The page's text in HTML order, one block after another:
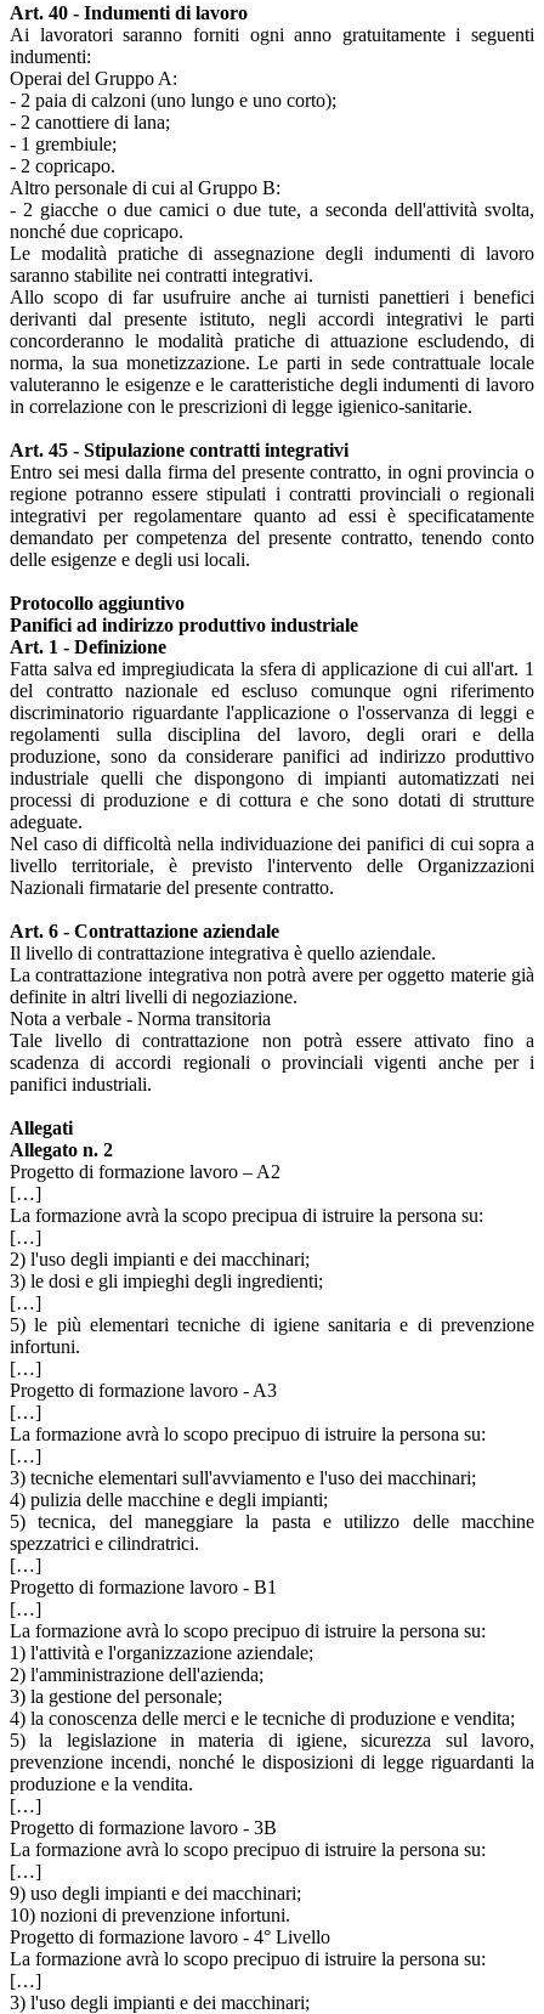
Art. 40 - Indumenti di lavoro
Ai lavoratori saranno forniti ogni anno gratuitamente i seguenti
indumenti:
Operai del Gruppo A:
- 2 paia di calzoni (uno lungo e uno corto);
- 2 canottiere di lana;
- 1 grembiule;
- 2 copricapo.
Altro personale di cui al Gruppo B:
- 2 giacche o due camici o due tute, a seconda dell'attività svolta,
nonché due copricapo.
Le modalità pratiche di assegnazione degli indumenti di lavoro
saranno stabilite nei contratti integrativi.
Allo scopo di far usufruire anche ai turnisti panettieri i benefici
derivanti dal presente istituto, negli accordi integrativi le parti
concorderanno le modalità pratiche di attuazione escludendo, di
norma, la sua monetizzazione. Le parti in sede contrattuale locale
valuteranno le esigenze e le caratteristiche degli indumenti di lavoro
in correlazione con le prescrizioni di legge igienico-sanitarie.
Art. 45 - Stipulazione contratti integrativi
Entro sei mesi dalla firma del presente contratto, in ogni provincia o
regione potranno essere stipulati i contratti provinciali o regionali
integrativi per regolamentare quanto ad essi è specificatamente
demandato per competenza del presente contratto, tenendo conto
delle esigenze e degli usi locali.
Protocollo aggiuntivo
Panifici ad indirizzo produttivo industriale
Art. 1 - Definizione
Fatta salva ed impregiudicata la sfera di applicazione di cui all'art. 1
del contratto nazionale ed escluso comunque ogni riferimento
discriminatorio riguardante l'applicazione o l'osservanza di leggi e
regolamenti sulla disciplina del lavoro, degli orari e della
produzione, sono da considerare panifici ad indirizzo produttivo
industriale quelli che dispongono di impianti automatizzati nei
processi di produzione e di cottura e che sono dotati di strutture
adeguate.
Nel caso di difficoltà nella individuazione dei panifici di cui sopra a
livello territoriale, è previsto l'intervento delle Organizzazioni
Nazionali firmatarie del presente contratto.
Art. 6 - Contrattazione aziendale
Il livello di contrattazione integrativa è quello aziendale.
La contrattazione integrativa non potrà avere per oggetto materie già
definite in altri livelli di negoziazione.
Nota a verbale - Norma transitoria
Tale livello di contrattazione non potrà essere attivato fino a
scadenza di accordi regionali o provinciali vigenti anche per i
panifici industriali.
Allegati
Allegato n. 2
Progetto di formazione lavoro – A2
[…]
La formazione avrà la scopo precipua di istruire la persona su:
[…]
2) l'uso degli impianti e dei macchinari;
3) le dosi e gli impieghi degli ingredienti;
[…]
5) le più elementari tecniche di igiene sanitaria e di prevenzione
infortuni.
[…]
Progetto di formazione lavoro - A3
[…]
La formazione avrà lo scopo precipuo di istruire la persona su:
[…]
3) tecniche elementari sull'avviamento e l'uso dei macchinari;
4) pulizia delle macchine e degli impianti;
5) tecnica, del maneggiare la pasta e utilizzo delle macchine
spezzatrici e cilindratrici.
[…]
Progetto di formazione lavoro - B1
[…]
La formazione avrà lo scopo precipuo di istruire la persona su:
1) l'attività e l'organizzazione aziendale;
2) l'amministrazione dell'azienda;
3) la gestione del personale;
4) la conoscenza delle merci e le tecniche di produzione e vendita;
5) la legislazione in materia di igiene, sicurezza sul lavoro,
prevenzione incendi, nonché le disposizioni di legge riguardanti la
produzione e la vendita.
[…]
Progetto di formazione lavoro - 3B
La formazione avrà lo scopo precipuo di istruire la persona su:
[…]
9) uso degli impianti e dei macchinari;
10) nozioni di prevenzione infortuni.
Progetto di formazione lavoro - 4° Livello
La formazione avrà lo scopo precipuo di istruire la persona su:
[…]
3) l'uso degli impianti e dei macchinari;